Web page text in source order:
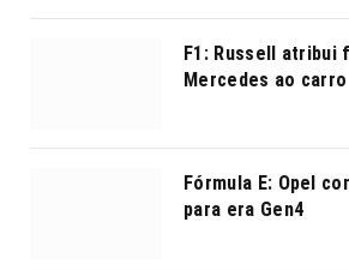
F1: Russell atribui
Mercedes ao carro
Fórmula E: Opel
para era Gen4